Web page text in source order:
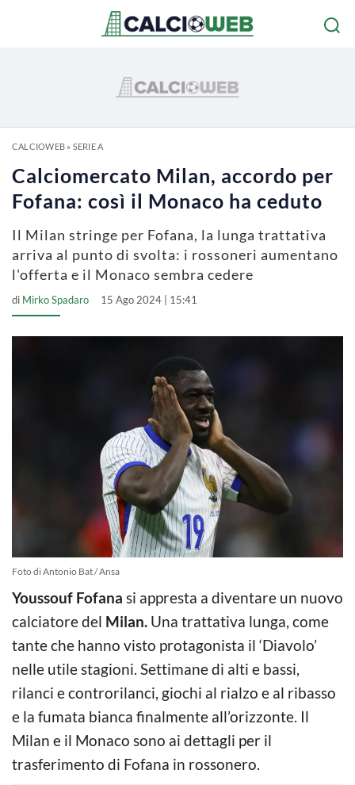
CALCIOWEB» SERIE A
Calciomercato Milan, accordo per
Fofana: così il Monaco ha ceduto
Il Milan stringe per Fofana, la lunga trattativa
arriva al punto di svolta: i rossoneri aumentano
l'offerta e il Monaco sembra cedere
di Mirko Spadaro 15 Ago 2024 | 15:41
Foto di Antonio Bat / Ansa
Youssouf Fofana si appresta a diventare un nuovo
calciatore del Milan. Una trattativa lunga, come
tante che hanno visto protagonista il ‘Diavolo’
nelle utile stagioni. Settimane di alti e bassi,
rilanci e controrilanci, giochi al rialzo e al ribasso
e la fumata bianca finalmente all’orizzonte. Il
Milan e il Monaco sono ai dettagli per il
trasferimento di Fofana in rossonero.